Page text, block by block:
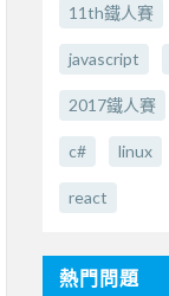
11th鐵人賽
javascript
2017鐵人賽
c# linux
react
熱門問題